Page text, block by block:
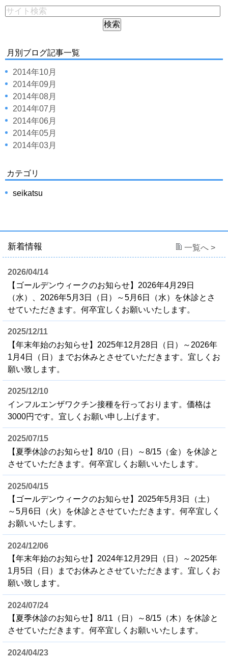
月別ブログ記事一覧
2014年10月
2014年09月
2014年08月
2014年07月
2014年06月
2014年05月
2014年03月
カテゴリ
seikatsu
新着情報 一覧へ >
2026/04/14
【ゴールデンウィークのお知らせ】2026年4月29日
（水）、2026年5月3日（日）～5月6日（水）を休診とさ
せていただきます。何卒宜しくお願いいたします。
2025/12/11
【年末年始のお知らせ】2025年12月28日（日）～2026年
1月4日（日）までお休みとさせていただきます。宜しくお
願い致します。
2025/12/10
インフルエンザワクチン接種を行っております。価格は
3000円です。宜しくお願い申し上げます。
2025/07/15
【夏季休診のお知らせ】8/10（日）～8/15（金）を休診と
させていただきます。何卒宜しくお願いいたします。
2025/04/15
【ゴールデンウィークのお知らせ】2025年5月3日（土）
～5月6日（火）を休診とさせていただきます。何卒宜しく
お願いいたします。
2024/12/06
【年末年始のお知らせ】2024年12月29日（日）～2025年
1月5日（日）までお休みとさせていただきます。宜しくお
願い致します。
2024/07/24
【夏季休診のお知らせ】8/11（日）～8/15（木）を休診と
させていただきます。何卒宜しくお願いいたします。
2024/04/23